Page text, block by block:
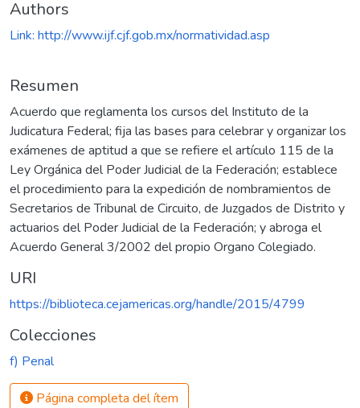
Authors
Link: http://www.ijf.cjf.gob.mx/normatividad.asp
Resumen
Acuerdo que reglamenta los cursos del Instituto de la
Judicatura Federal; fija las bases para celebrar y organizar los
exámenes de aptitud a que se refiere el artículo 115 de la
Ley Orgánica del Poder Judicial de la Federación; establece
el procedimiento para la expedición de nombramientos de
Secretarios de Tribunal de Circuito, de Juzgados de Distrito y
actuarios del Poder Judicial de la Federación; y abroga el
Acuerdo General 3/2002 del propio Organo Colegiado.
URI
https://biblioteca.cejamericas.org/handle/2015/4799
Colecciones
f) Penal
Página completa del ítem